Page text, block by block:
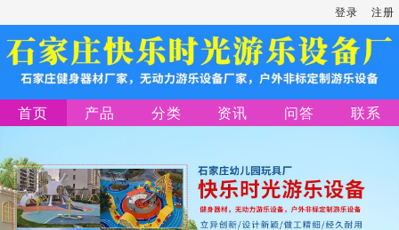
登录 注册
首页 产品 分类 资讯 问答 联系